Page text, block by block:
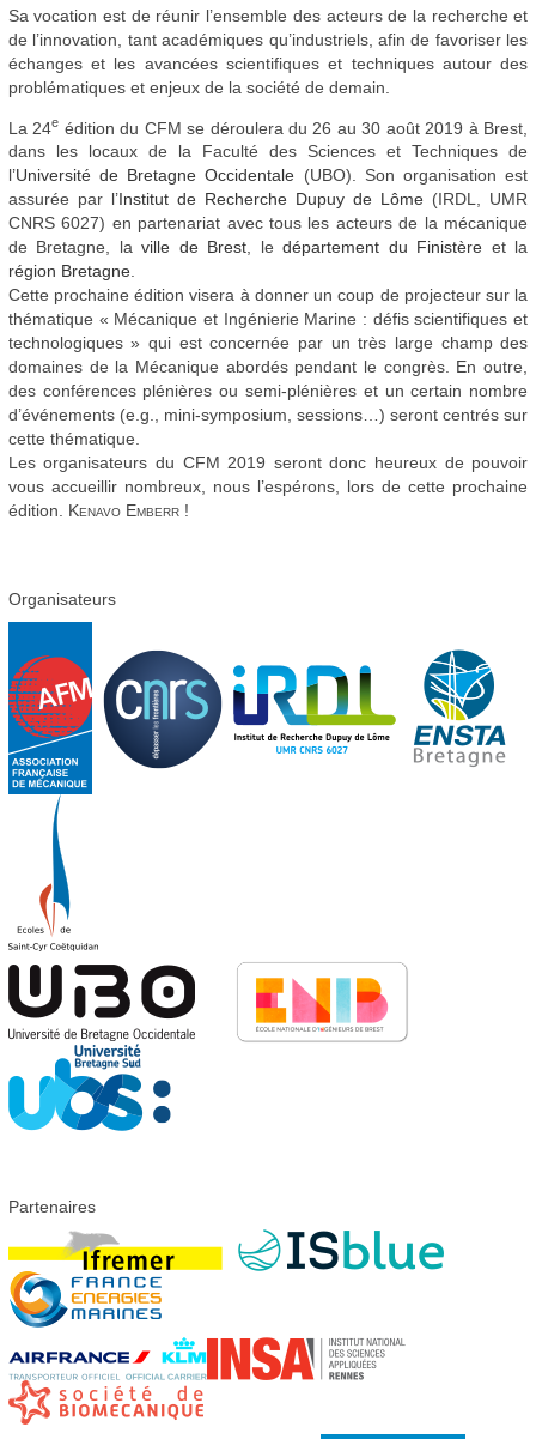
Sa vocation est de réunir l’ensemble des acteurs de la recherche et
de l’innovation, tant académiques qu’industriels, afin de favoriser les
échanges et les avancées scientifiques et techniques autour des
problématiques et enjeux de la société de demain.
La 24e édition du CFM se déroulera du 26 au 30 août 2019 à Brest,
dans les locaux de la Faculté des Sciences et Techniques de
l’Université de Bretagne Occidentale (UBO). Son organisation est
assurée par l’Institut de Recherche Dupuy de Lôme (IRDL, UMR
CNRS 6027) en partenariat avec tous les acteurs de la mécanique
de Bretagne, laville de Brest, ledépartement du Finistère et la
région Bretagne.
Cette prochaine édition visera à donner un coup de projecteur sur la
thématique « Mécanique et Ingénierie Marine : défis scientifiques et
technologiques » qui est concernée par un très large champ des
domaines de la Mécanique abordés pendant le congrès. En outre,
des conférences plénières ou semi-plénières et un certain nombre
d’événements (e.g., mini-symposium, sessions…) seront centrés sur
cette thématique.
Les organisateurs du CFM 2019 seront donc heureux de pouvoir
vous accueillir nombreux, nous l’espérons, lors de cette prochaine
édition. Kenavo Emberr !
Organisateurs
Partenaires